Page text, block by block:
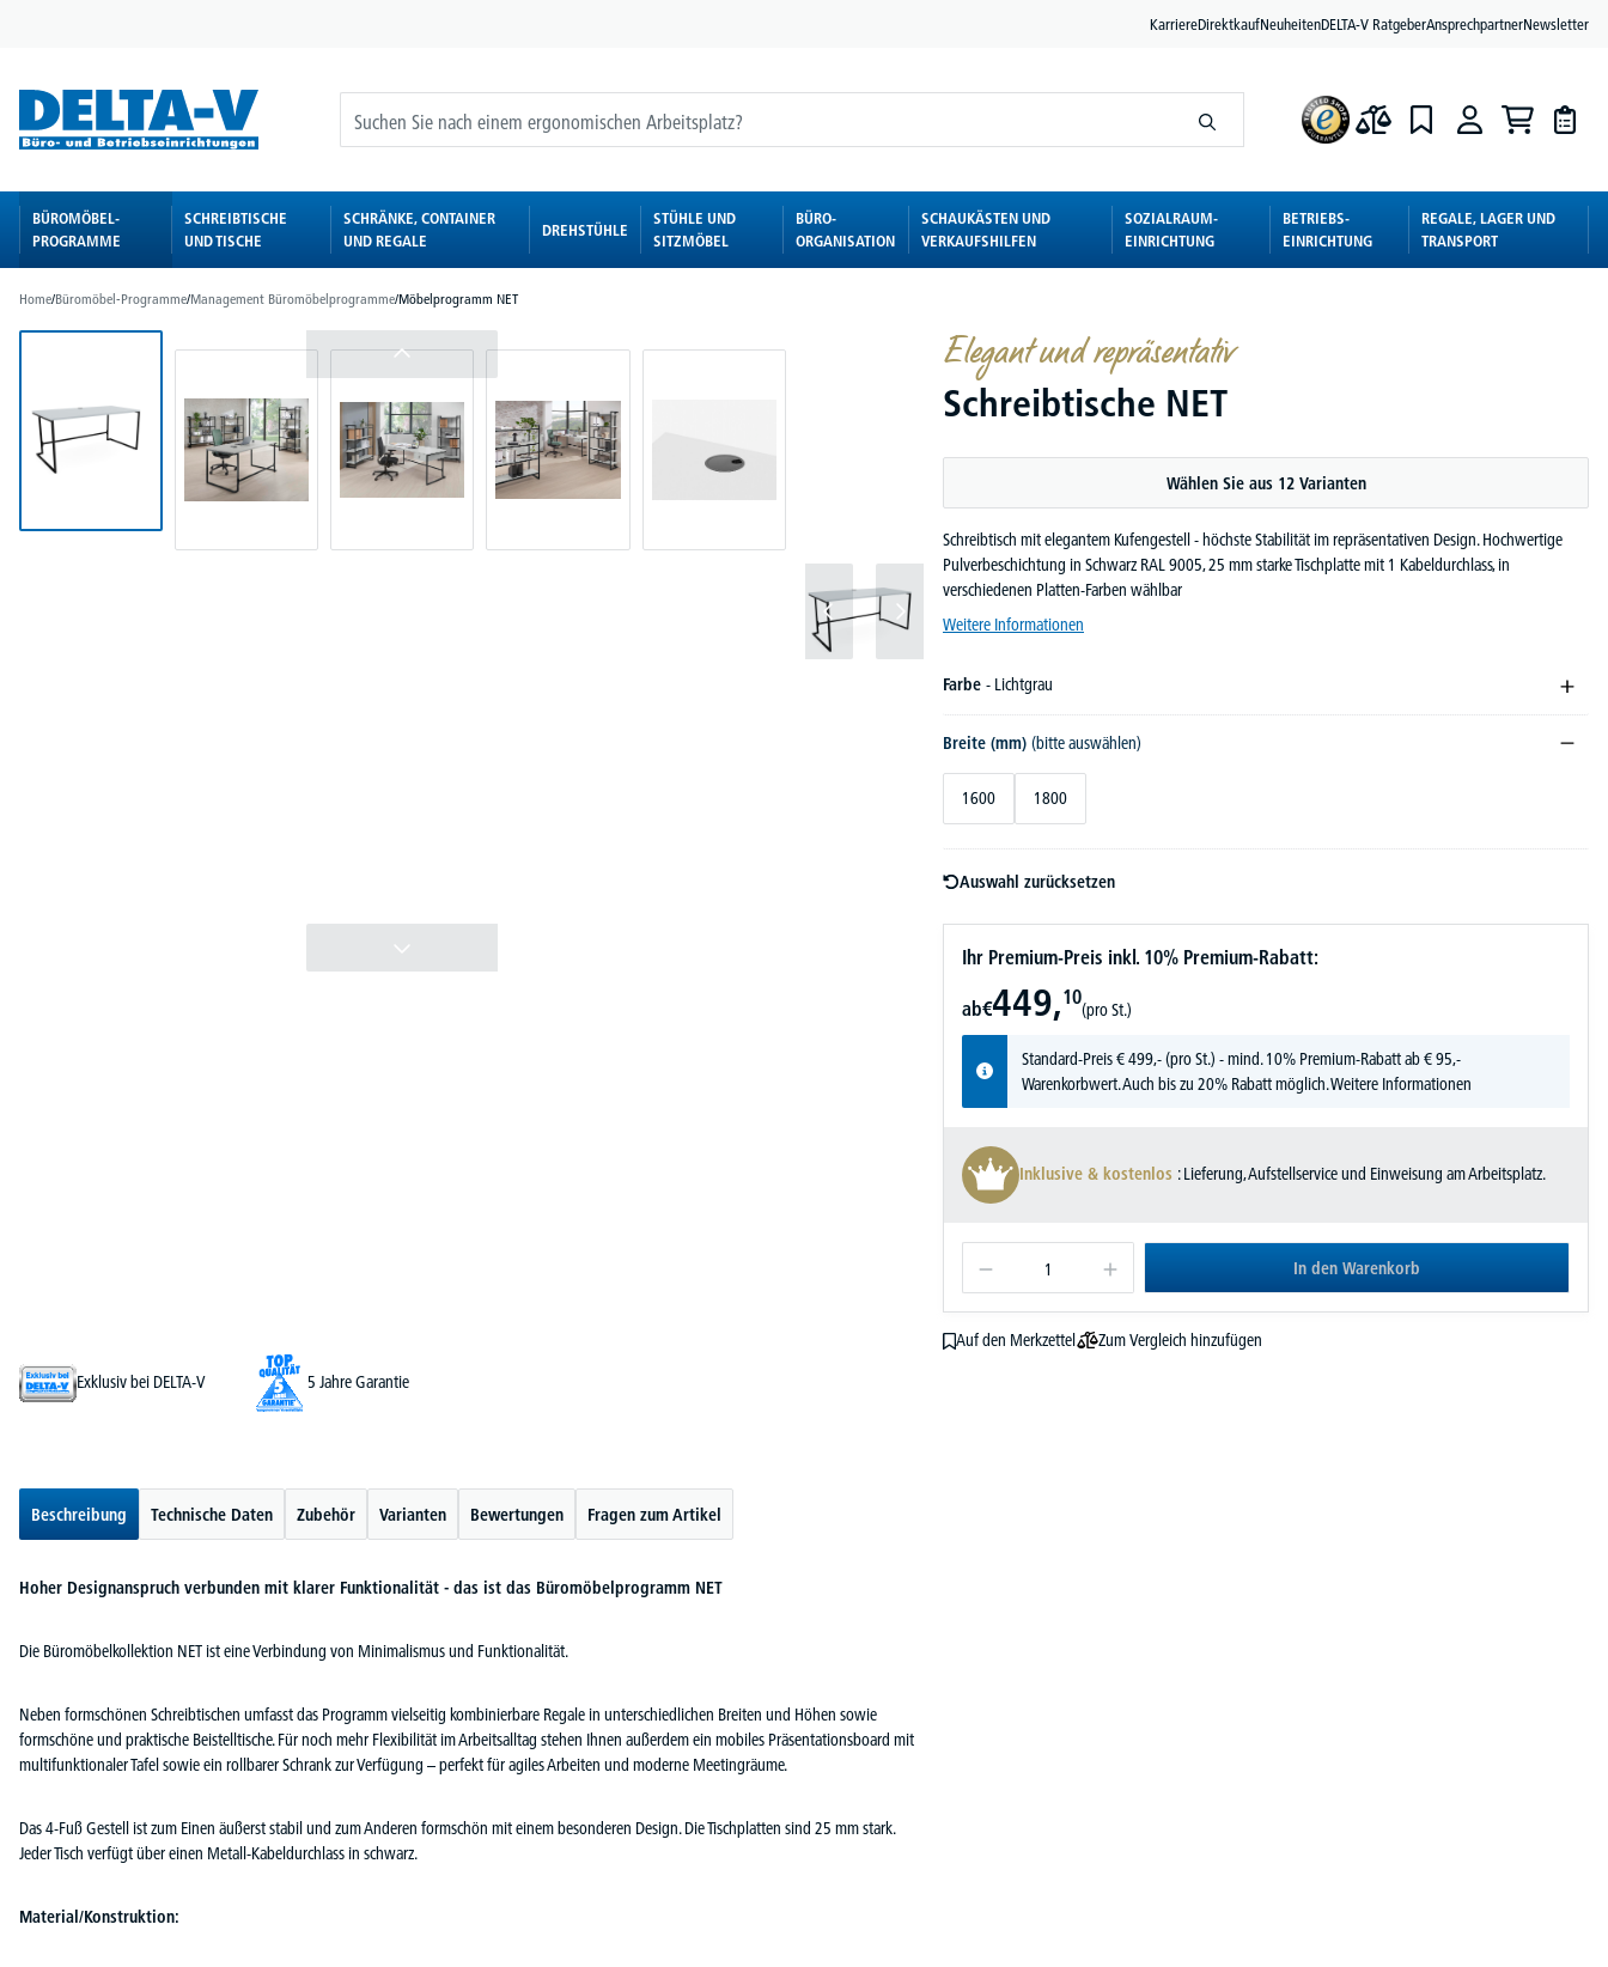
KarriereDirektkaufNeuheitenDELTA-V RatgeberAnsprechpartnerNewsletter
BÜROMÖBEL-
PROGRAMME
SCHREIBTISCHE
UND TISCHE
SCHRÄNKE, CONTAINER
UND REGALE
DREHSTÜHLE
STÜHLE UND
SITZMÖBEL
BÜRO-
ORGANISATION
SCHAUKÄSTEN UND
VERKAUFSHILFEN
SOZIALRAUM-
EINRICHTUNG
BETRIEBS-
EINRICHTUNG
REGALE, LAGER UND
TRANSPORT
Home/Büromöbel-Programme/Management Büromöbelprogramme/Möbelprogramm NET
Elegant und repräsentativ
Schreibtische NET
Wählen Sie aus 12 Varianten
Schreibtisch mit elegantem Kufengestell - höchste Stabilität im repräsentativen Design. Hochwertige
Pulverbeschichtung in Schwarz RAL 9005, 25 mm starke Tischplatte mit 1 Kabeldurchlass, in
verschiedenen Platten-Farben wählbar
Weitere Informationen
Farbe - Lichtgrau
Breite (mm) (bitte auswählen)
1600 1800
Auswahl zurücksetzen
Ihr Premium-Preis inkl. 10% Premium-Rabatt:
ab€449,10
(pro St.)
Standard-Preis€499,-(pro St.) - mind. 10% Premium-Rabatt ab € 95,-
Warenkorbwert. Auch bis zu 20% Rabatt möglich.Weitere Informationen
Inklusive & kostenlos : Lieferung, Aufstellservice und Einweisung am Arbeitsplatz.
In den Warenkorb
Auf den Merkzettel
Zum Vergleich hinzufügen
Exklusiv bei DELTA-V
5 Jahre Garantie
Beschreibung Technische Daten Zubehör Varianten Bewertungen Fragen zum Artikel
Hoher Designanspruch verbunden mit klarer Funktionalität - das ist das Büromöbelprogramm NET
Die Büromöbelkollektion NET ist eine Verbindung von Minimalismus und Funktionalität.
Neben formschönen Schreibtischen umfasst das Programm vielseitig kombinierbare Regale in unterschiedlichen Breiten und Höhen sowie
formschöne und praktische Beistelltische. Für noch mehr Flexibilität im Arbeitsalltag stehen Ihnen außerdem ein mobiles Präsentationsboard mit
multifunktionaler Tafel sowie ein rollbarer Schrank zur Verfügung – perfekt für agiles Arbeiten und moderne Meetingräume.
Das 4-Fuß Gestell ist zum Einen äußerst stabil und zum Anderen formschön mit einem besonderen Design. Die Tischplatten sind 25 mm stark.
Jeder Tisch verfügt über einen Metall-Kabeldurchlass in schwarz.
Material/Konstruktion: